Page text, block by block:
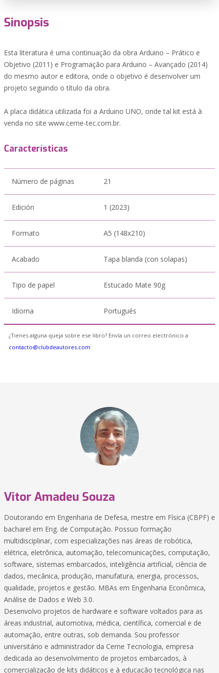
Sinopsis
Esta literatura é uma continuação da obra Arduino – Prático e
Objetivo (2011) e Programação para Arduino – Avançado (2014)
do mesmo autor e editora, onde o objetivo é desenvolver um
projeto seguindo o título da obra.
A placa didática utilizada foi a Arduino UNO, onde tal kit está à
venda no site www.cerne-tec.com.br.
Características
Número de páginas 21
Edición 1 (2023)
Formato A5 (148x210)
Acabado Tapa blanda (con solapas)
Tipo de papel Estucado Mate 90g
Idioma Portugués
¿Tienes alguna queja sobre ese libro? Envía un correo electrónico a
contacto@clubdeautores.com
Vitor Amadeu Souza
Doutorando em Engenharia de Defesa, mestre em Física (CBPF) e
bacharel em Eng. de Computação. Possuo formação
multidisciplinar, com especializações nas áreas de robótica,
elétrica, eletrônica, automação, telecomunicações, computação,
software, sistemas embarcados, inteligência artificial, ciência de
dados, mecânica, produção, manufatura, energia, processos,
qualidade, projetos e gestão. MBAs em Engenharia Econômica,
Análise de Dados e Web 3.0.
Desenvolvo projetos de hardware e software voltados para as
áreas industrial, automotiva, médica, científica, comercial e de
automação, entre outras, sob demanda. Sou professor
universitário e administrador da Cerne Tecnologia, empresa
dedicada ao desenvolvimento de projetos embarcados, à
comercialização de kits didáticos e à educação tecnológica nas